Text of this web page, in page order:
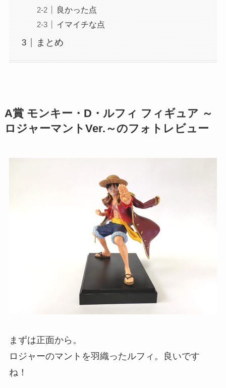
良かった点
イマイチな点
まとめ
A賞 モンキー・D・ルフィ フィギュア ～
ロジャーマントVer.～のフォトレビュー
まずは正面から。
ロジャーのマントを羽織ったルフィ。良いです
ね！